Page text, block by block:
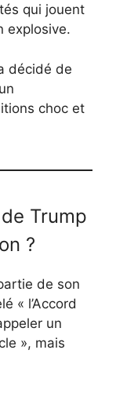
qui jouent
explosive.
décidé de
choc et
Trump
?
de son
« l’Accord
un
», mais